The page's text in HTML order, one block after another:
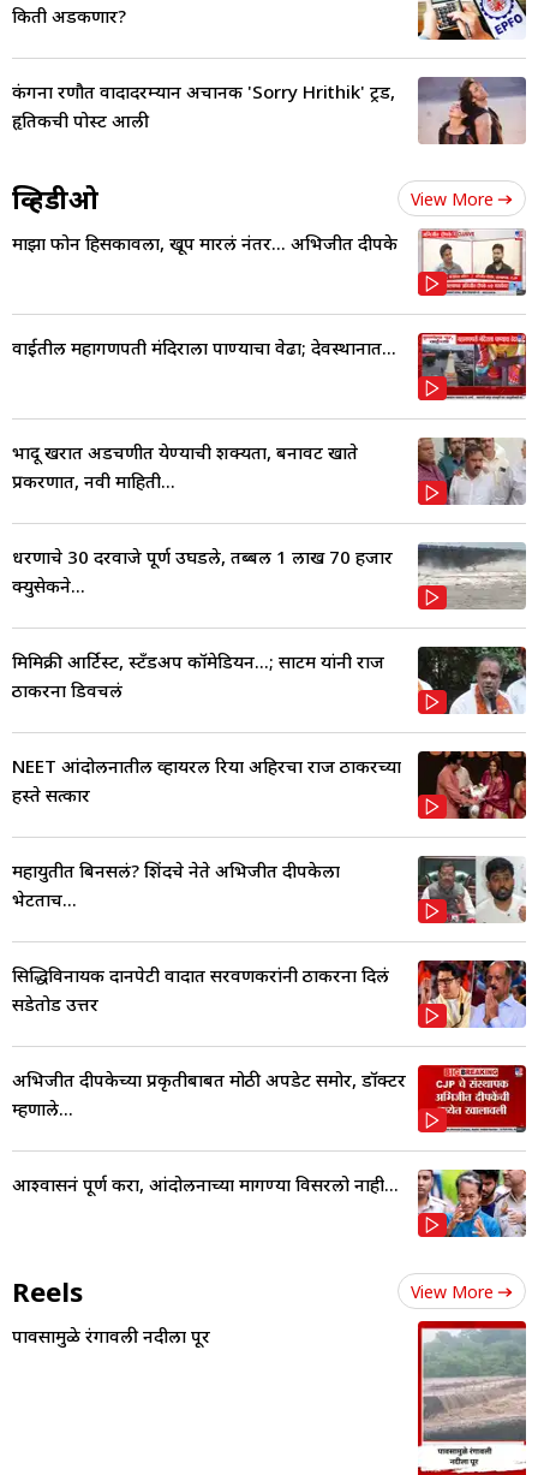
किती अडकणार?
कंगना रणौत वादादरम्यान अचानक 'Sorry Hrithik' ट्रेंड,
हृतिकची पोस्ट आली
व्हिडीओ View More
माझा फोन हिसकावला, खूप मारलं नंतर... अभिजीत दीपके
वाईतील महागणपती मंदिराला पाण्याचा वेढा; देवस्थानात...
भोंदू खरात अडचणीत येण्याची शक्यता, बनावट खाते
प्रकरणात, नवी माहिती...
धरणाचे 30 दरवाजे पूर्ण उघडले, तब्बल 1 लाख 70 हजार
क्युसेकने...
मिमिक्री आर्टिस्ट, स्टँडअप कॉमेडियन...; साटम यांनी राज
ठाकरेंना डिवचलं
NEET आंदोलनातील व्हायरल रिया अहिरचा राज ठाकरेंच्या
हस्ते सत्कार
महायुतीत बिनसलं? शिंदेंचे नेते अभिजीत दीपकेला
भेटताच...
सिद्धिविनायक दानपेटी वादात सरवणकरांनी ठाकरेंना दिलं
सडेतोड उत्तर
अभिजीत दीपकेच्या प्रकृतीबाबत मोठी अपडेट समोर, डॉक्टर
म्हणाले...
आश्वासनं पूर्ण करा, आंदोलनाच्या मागण्या विसरलो नाही...
Reels View More
पावसामुळे रंगावली नदीला पूर